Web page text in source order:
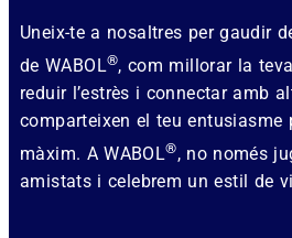
Uneix-te a nosaltres per gaudir
de WABOL®, com millorar la
reduir l’estrès i connectar amb
comparteixen el teu entusiasme
màxim. A WABOL®, no només
amistats i celebrem un estil de